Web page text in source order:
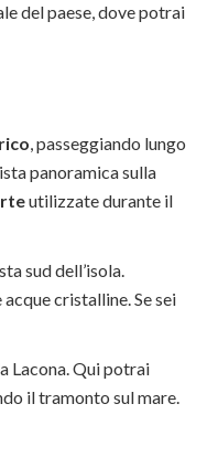
del paese, dove potrai
, passeggiando lungo
panoramica sulla
utilizzate durante il
sud dell’isola.
cristalline. Se sei
Lacona. Qui potrai
il tramonto sul mare.